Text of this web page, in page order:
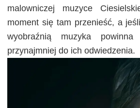
malowniczej muzyce
moment się tam przenieść, a
wyobraźnią muzyka
przynajmniej do ich odwiedzenia.